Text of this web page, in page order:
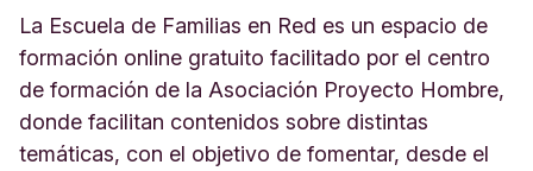
La Escuela de Familias en Red es un espacio de
formación online gratuito facilitado por el centro
de formación de la Asociación Proyecto Hombre,
donde facilitan contenidos sobre distintas
temáticas, con el objetivo de fomentar, desde el